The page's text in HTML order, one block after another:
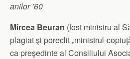
anilor ’60
Mircea Beuran (fost ministru al
plagiat şi poreclit „ministrul-
ca preşedinte al Consiliului